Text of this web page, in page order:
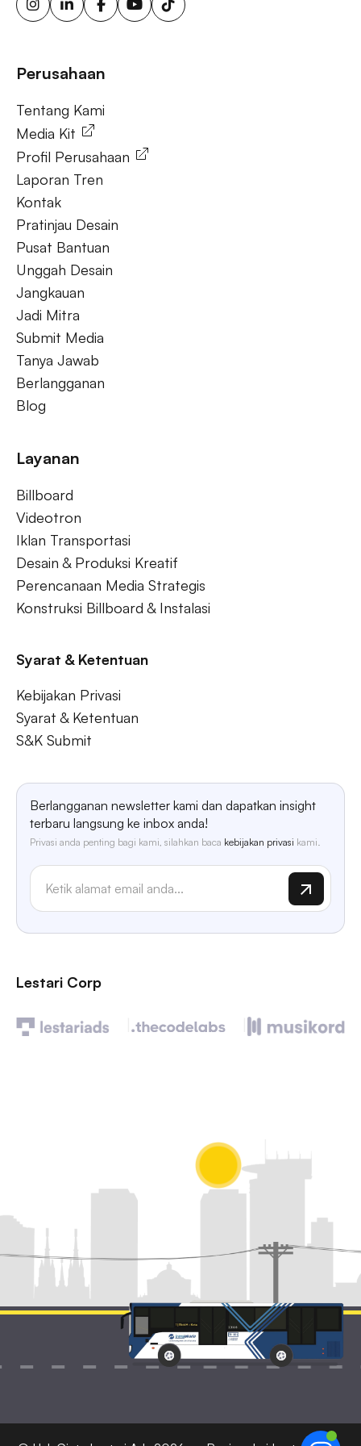
ooh untuk bisnis kecil, aktivasi merek luar ruang.
Tentang Kami
Perusahaan
Tentang Kami
Media Kit
Profil Perusahaan
Laporan Tren
Kontak
Pratinjau Desain
Pusat Bantuan
Unggah Desain
Jangkauan
Jadi Mitra
Submit Media
Tanya Jawab
Berlangganan
Blog
Layanan
Billboard
Videotron
Iklan Transportasi
Desain & Produksi Kreatif
Perencanaan Media Strategis
Konstruksi Billboard & Instalasi
Syarat & Ketentuan
Kebijakan Privasi
Syarat & Ketentuan
S&K Submit
Berlangganan newsletter kami dan dapatkan insight
terbaru langsung ke inbox anda!
Privasi anda penting bagi kami, silahkan baca kebijakan privasi kami.
Lestari Corp